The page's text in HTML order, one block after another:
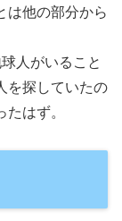
は他の部分から
人がいること
を探していたの
はず。